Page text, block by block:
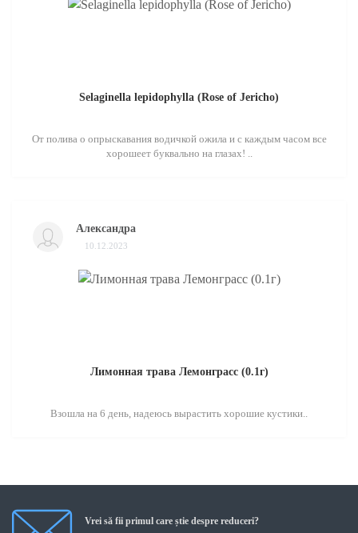
Selaginella lepidophylla (Rose of Jericho)
От полива о опрыскавания водичкой ожила и с каждым часом все
хорошеет буквально на глазах! ..
Александра
10.12.2023
Лимонная трава Лемонграсс (0.1г)
Взошла на 6 день, надеюсь вырастить хорошие кустики..
Vrei să fii primul care știe despre reduceri?